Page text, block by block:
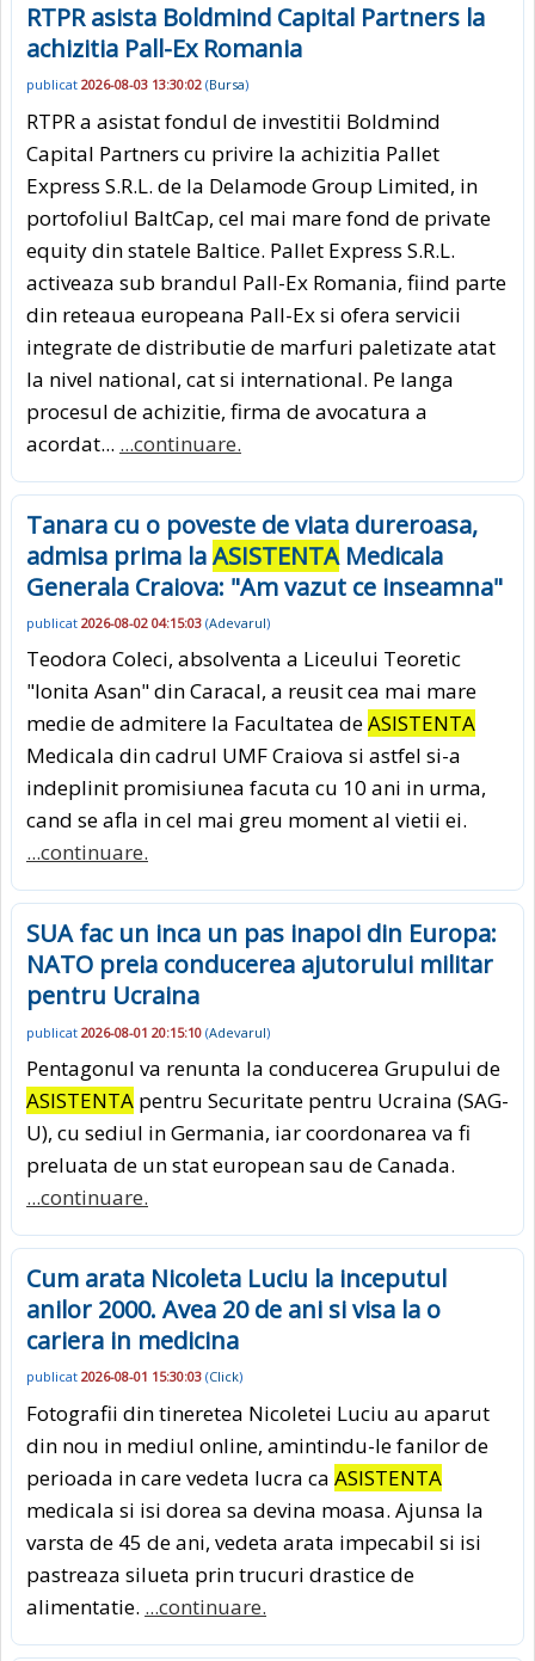
RTPR asista Boldmind Capital Partners la
achizitia Pall-Ex Romania
publicat 2026-08-03 13:30:02 (Bursa)
RTPR a asistat fondul de investitii Boldmind
Capital Partners cu privire la achizitia Pallet
Express S.R.L. de la Delamode Group Limited, in
portofoliul BaltCap, cel mai mare fond de private
equity din statele Baltice. Pallet Express S.R.L.
activeaza sub brandul Pall-Ex Romania, fiind parte
din reteaua europeana Pall-Ex si ofera servicii
integrate de distributie de marfuri paletizate atat
la nivel national, cat si international. Pe langa
procesul de achizitie, firma de avocatura a
acordat... ...continuare.
Tanara cu o poveste de viata dureroasa,
admisa prima laASISTENTAMedicala
Generala Craiova: "Am vazut ce inseamna"
publicat 2026-08-02 04:15:03 (Adevarul)
Teodora Coleci, absolventa a Liceului Teoretic
"Ionita Asan" din Caracal, a reusit cea mai mare
medie de admitere la Facultatea deASISTENTA
Medicala din cadrul UMF Craiova si astfel si-a
indeplinit promisiunea facuta cu 10 ani in urma,
cand se afla in cel mai greu moment al vietii ei.
...continuare.
SUA fac un inca un pas inapoi din Europa:
NATO preia conducerea ajutorului militar
pentru Ucraina
publicat 2026-08-01 20:15:10 (Adevarul)
Pentagonul va renunta la conducerea Grupului de
ASISTENTA pentru Securitate pentru Ucraina (SAG-
U), cu sediul in Germania, iar coordonarea va fi
preluata de un stat european sau de Canada.
...continuare.
Cum arata Nicoleta Luciu la inceputul
anilor 2000. Avea 20 de ani si visa la o
cariera in medicina
publicat 2026-08-01 15:30:03 (Click)
Fotografii din tineretea Nicoletei Luciu au aparut
din nou in mediul online, amintindu-le fanilor de
perioada in care vedeta lucra ca ASISTENTA
medicala si isi dorea sa devina moasa. Ajunsa la
varsta de 45 de ani, vedeta arata impecabil si isi
pastreaza silueta prin trucuri drastice de
alimentatie. ...continuare.